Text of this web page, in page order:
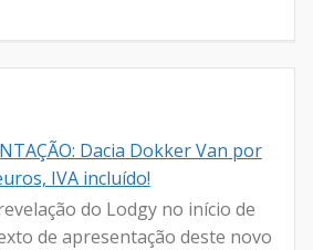
Dacia Dokker Van por
IVA incluído!
do Lodgy no início de
de apresentação deste novo